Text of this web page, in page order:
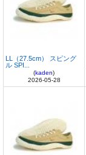
LL（27.5cm） スピング
ル SPI...
(kaden)
2026-05-28